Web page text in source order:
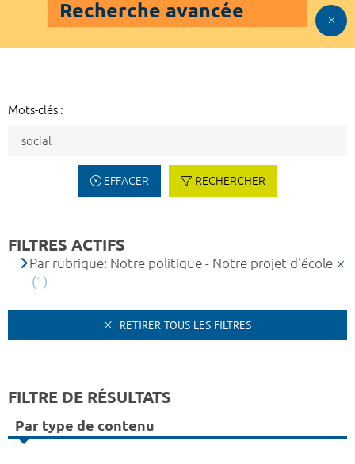
Recherche avancée
Mots-clés :
EFFACER RECHERCHER
FILTRES ACTIFS
Par rubrique: Notre politique - Notre projet d'école
(1)
RETIRER TOUS LES FILTRES
FILTRE DE RÉSULTATS
Par type de contenu